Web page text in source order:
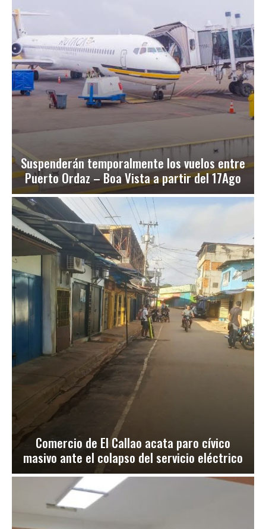
Suspenderán temporalmente los vuelos entre
Puerto Ordaz – Boa Vista a partir del 17Ago
Comercio de El Callao acata paro cívico
masivo ante el colapso del servicio eléctrico